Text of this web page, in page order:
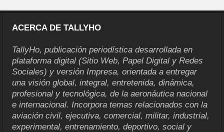
ACERCA DE TALLYHO
TallyHo, publicación periodística desarrollada en
plataforma digital (Sitio Web, Papel Digital y Redes
Sociales) y versión Impresa, orientada a entregar
una visión global, integral, entretenida, dinámica,
profesional y tecnológica, de la aeronáutica nacional
e internacional. Incorpora temas relacionados con la
aviación civil, ejecutiva, comercial, militar, industrial,
experimental, entrenamiento, deportivo, social y